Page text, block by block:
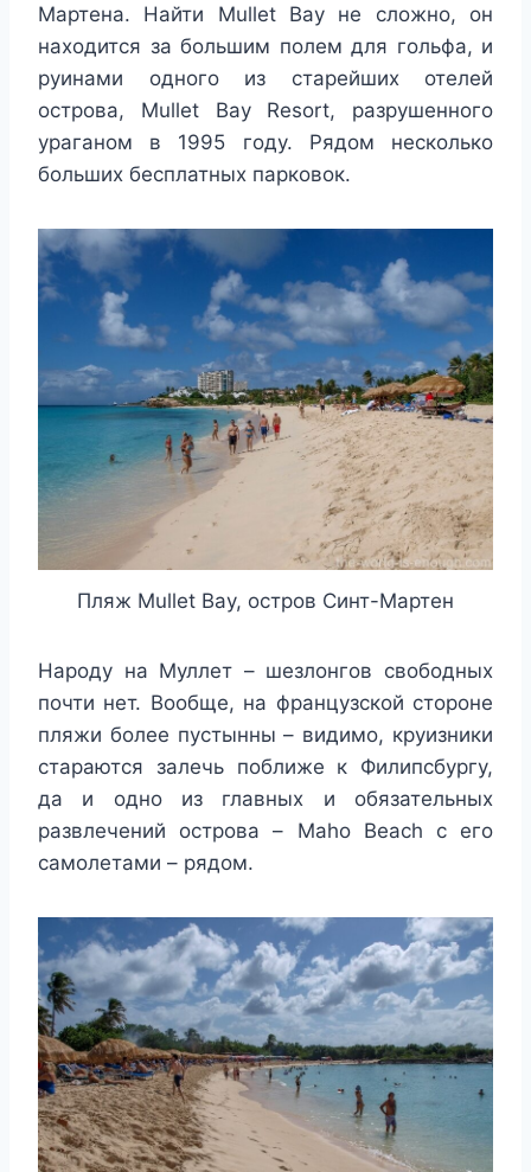
Мартена. Найти Mullet Bay не сложно, он
находится за большим полем для гольфа, и
руинами одного из старейших отелей
острова, Mullet Bay Resort, разрушенного
ураганом в 1995 году. Рядом несколько
больших бесплатных парковок.
Пляж Mullet Bay, остров Синт-Мартен
Народу на Муллет – шезлонгов свободных
почти нет. Вообще, на французской стороне
пляжи более пустынны – видимо, круизники
стараются залечь поближе к Филипсбургу,
да и одно из главных и обязательных
развлечений острова – Maho Beach с его
самолетами – рядом.